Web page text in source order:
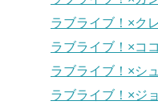
ラブライブ！×ク
ラブライブ！×コ
ラブライブ！×シ
ラブライブ！×ジ